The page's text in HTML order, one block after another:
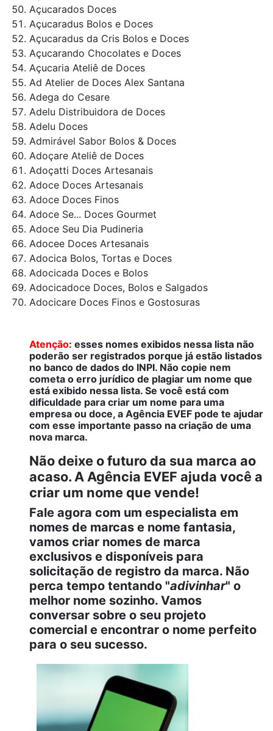
Açucarados Doces
Açucaradus Bolos e Doces
Açucaradus da Cris Bolos e Doces
Açucarando Chocolates e Doces
Açucaria Ateliê de Doces
Ad Atelier de Doces Alex Santana
Adega do Cesare
Adelu Distribuidora de Doces
Adelu Doces
Admirável Sabor Bolos & Doces
Adoçare Ateliê de Doces
Adoçatti Doces Artesanais
Adoce Doces Artesanais
Adoce Doces Finos
Adoce Se... Doces Gourmet
Adoce Seu Dia Pudineria
Adocee Doces Artesanais
Adocica Bolos, Tortas e Doces
Adocicada Doces e Bolos
Adocicadoce Doces, Bolos e Salgados
Adocicare Doces Finos e Gostosuras
Atenção: esses nomes exibidos nessa lista não
poderão ser registrados porque já estão listados
no banco de dados do INPI. Não copie nem
cometa o erro jurídico de plagiar um nome que
está exibido nessa lista. Se você está com
dificuldade para criar um nome para uma
empresa ou doce, a Agência EVEF pode te ajudar
com esse importante passo na criação de uma
nova marca.
Não deixe o futuro da sua marca ao
acaso. A Agência EVEF ajuda você a
criar um nome que vende!
Fale agora com um especialista em
nomes de marcas e nome fantasia,
vamos criar nomes de marca
exclusivos e disponíveis para
solicitação de registro da marca. Não
perca tempo tentando "adivinhar" o
melhor nome sozinho. Vamos
conversar sobre o seu projeto
comercial e encontrar o nome perfeito
para o seu sucesso.